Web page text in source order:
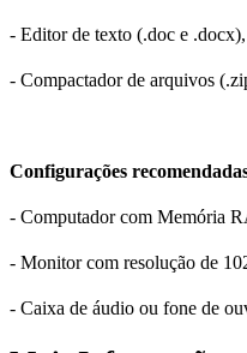
- Editor de texto (.doc e
- Compactador de arquivos
Configurações
- Computador com Memória
- Monitor com resolução de
- Caixa de áudio ou fone de